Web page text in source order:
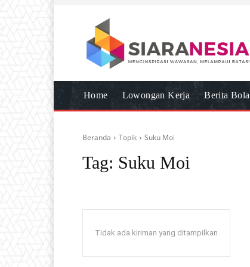
Home Lowongan Kerja Berita Bola
Beranda Topik Suku Moi
Tag: Suku Moi
Tidak ada kiriman yang ditampilkan